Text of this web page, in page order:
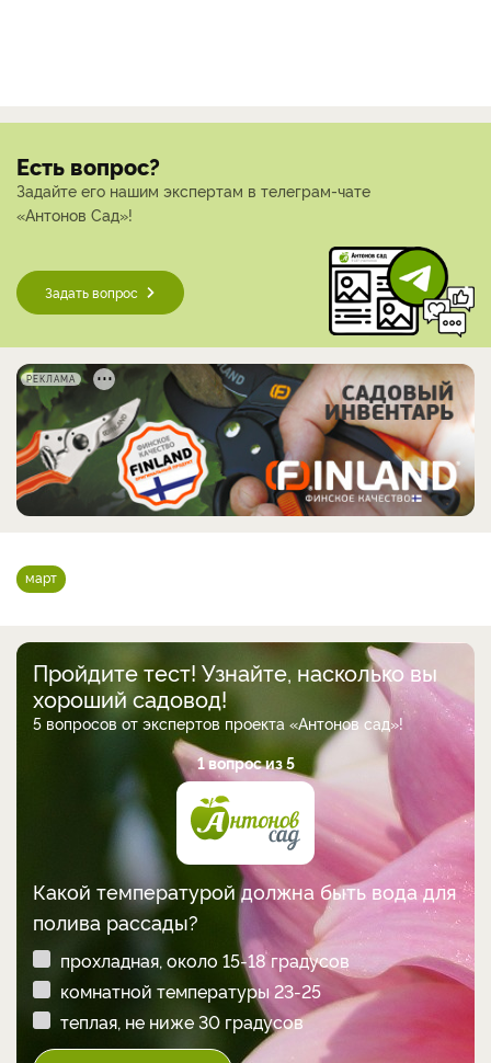
Есть вопрос?
Задайте его нашим экспертам в телеграм-чате
«Антонов Сад»!
Задать вопрос
РЕКЛАМА
март
Пройдите тест! Узнайте, насколько вы
хороший садовод!
5 вопросов от экспертов проекта «Антонов сад»!
1 вопрос из 5
Какой температурой должна быть вода для
полива рассады?
прохладная, около 15-18 градусов
комнатной температуры 23-25
теплая, не ниже 30 градусов